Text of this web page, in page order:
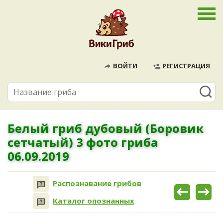
ВОЙТИ РЕГИСТРАЦИЯ
Белый гриб дубовый (Боровик
сетчатый) 3 фото гриба
06.09.2019
Распознавание грибов
Каталог опознанных